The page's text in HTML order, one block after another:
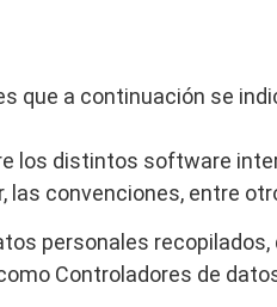
que a continuación se
los distintos software
las convenciones, entre
personales recopilados,
Controladores de